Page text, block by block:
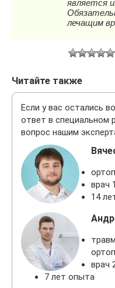
Читайте также
Если у вас остались
ответ в специальном
вопрос нашим
врач
14
врач
7 лет опыта